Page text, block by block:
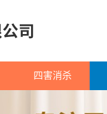
四害消杀